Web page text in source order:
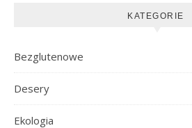
KATEGORIE
Bezglutenowe
Desery
Ekologia